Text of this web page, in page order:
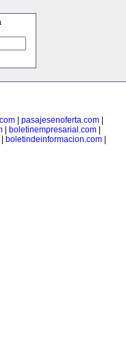
pasajesenoferta.com
| boletinempresarial.com|
boletindeinformacion.com